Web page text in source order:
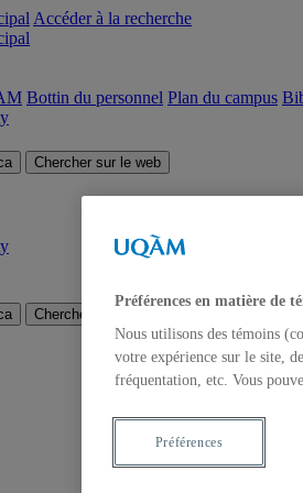
Accéder à la recherche
Bottin du personnel Plan du campus
Chercher sur le web
Chercher sur le web
Préférences en matière de
Nous utilisons des témoins
votre expérience sur le site,
fréquentation, etc. Vous
Préférences